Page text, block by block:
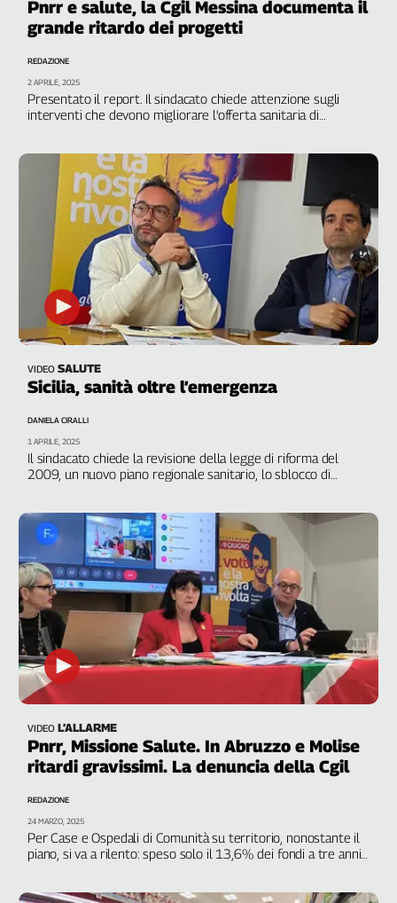
Pnrr e salute, la Cgil Messina documenta il
grande ritardo dei progetti
Presentato il report. Il sindacato chiede attenzione sugli
interventi che devono migliorare l'offerta sanitaria di
REDAZIONE
2 APRILE, 2025
VIDEO SALUTE
Sicilia, sanità oltre l’emergenza
Il sindacato chiede la revisione della legge di riforma del
2009, un nuovo piano regionale sanitario, lo sblocco di
DANIELA CIRALLI
1 APRILE, 2025
VIDEO L’ALLARME
Pnrr, Missione Salute. In Abruzzo e Molise
ritardi gravissimi. La denuncia della Cgil
Per Case e Ospedali di Comunità su territorio, nonostante il
piano, si va a rilento: speso solo il 13,6% dei fondi a tre anni
REDAZIONE
24 MARZO, 2025